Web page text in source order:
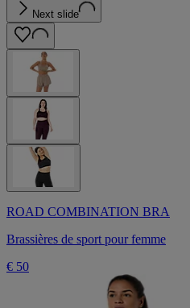
Next slide
ROAD COMBINATION BRA
Brassières de sport pour femme
€ 50